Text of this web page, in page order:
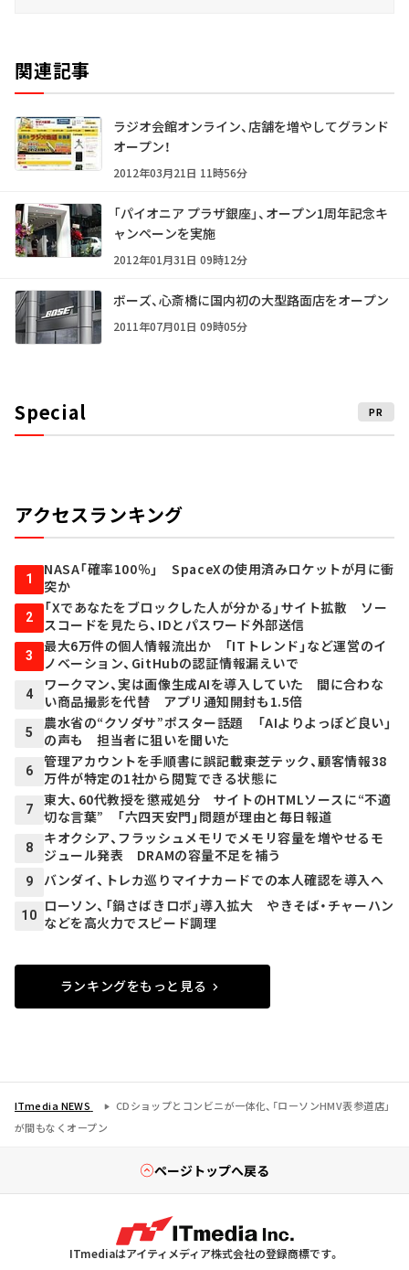
関連記事
ラジオ会館オンライン、店舗を増やしてグランド
オープン！
2012年03月21日 11時56分
「パイオニア プラザ銀座」、オープン1周年記念キ
ャンペーンを実施
2012年01月31日 09時12分
ボーズ、心斎橋に国内初の大型路面店をオープン
2011年07月01日 09時05分
Special PR
アクセスランキング
1
NASA「確率100％」 SpaceXの使用済みロケットが月に衝
突か
2
「Xであなたをブロックした人が分かる」サイト拡散 ソー
スコードを見たら、IDとパスワード外部送信
3
最大6万件の個人情報流出か 「ITトレンド」など運営のイ
ノベーション、GitHubの認証情報漏えいで
4
ワークマン、実は画像生成AIを導入していた 間に合わな
い商品撮影を代替 アプリ通知開封も1.5倍
5
農水省の“クソダサ”ポスター話題 「AIよりよっぽど良い」
の声も 担当者に狙いを聞いた
6
管理アカウントを手順書に誤記載――東芝テック、顧客情報38
万件が特定の1社から閲覧できる状態に
7
東大、60代教授を懲戒処分 サイトのHTMLソースに“不適
切な言葉” 「六四天安門」問題が理由と毎日報道
8
キオクシア、フラッシュメモリでメモリ容量を増やせるモ
ジュール発表 DRAMの容量不足を補う
9 バンダイ、トレカ巡りマイナカードでの本人確認を導入へ
10
ローソン、「鍋さばきロボ」導入拡大 やきそば・チャーハン
などを高火力でスピード調理
ランキングをもっと見る
ITmedia NEWS
CDショップとコンビニが一体化、「ローソンHMV表参道店」
が間もなくオープン
ページトップへ戻る
ITmediaはアイティメディア株式会社の登録商標です。